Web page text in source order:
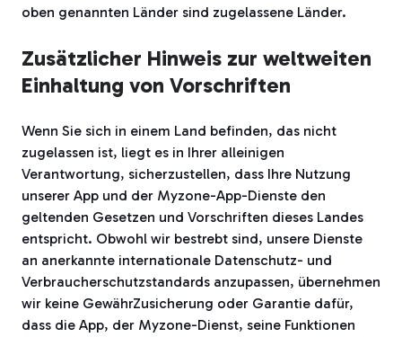
oben genannten Länder sind zugelassene Länder.
Zusätzlicher Hinweis zur weltweiten
Einhaltung von Vorschriften
Wenn Sie sich in einem Land befinden, das nicht
zugelassen ist, liegt es in Ihrer alleinigen
Verantwortung, sicherzustellen, dass Ihre Nutzung
unserer App und der Myzone-App-Dienste den
geltenden Gesetzen und Vorschriften dieses Landes
entspricht. Obwohl wir bestrebt sind, unsere Dienste
an anerkannte internationale Datenschutz- und
Verbraucherschutzstandards anzupassen, übernehmen
wir keine GewährZusicherung oder Garantie dafür,
dass die App, der Myzone-Dienst, seine Funktionen